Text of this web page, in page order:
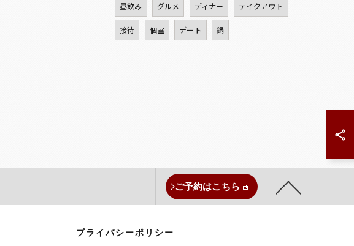
昼飲み グルメ ディナー テイクアウト
接待 個室 デート 鍋
ご予約はこちら
プライバシーポリシー